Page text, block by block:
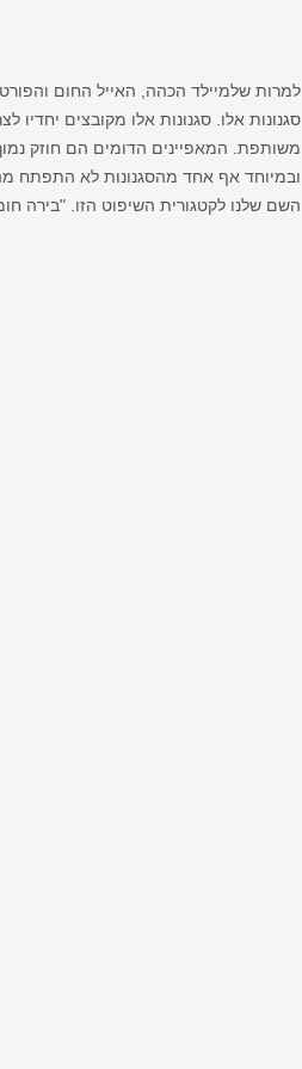
למרות שלמיילד הכהה, האייל החום
סגנונות אלו. סגנונות אלו מקובצים יחדיו
משותפת. המאפיינים הדומים הם חוזק נמוך
ובמיוחד אף אחד מהסגנונות לא התפתח
השם שלנו לקטגורית השיפוט הזו. "בירה